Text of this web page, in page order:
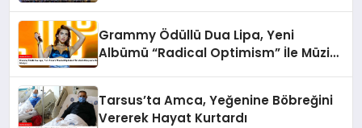
Grammy Ödüllü Dua Lipa, Yeni
Albümü “Radical Optimism” İle Müzik
Tarsus’ta Amca, Yeğenine Böbreğini
Vererek Hayat Kurtardı